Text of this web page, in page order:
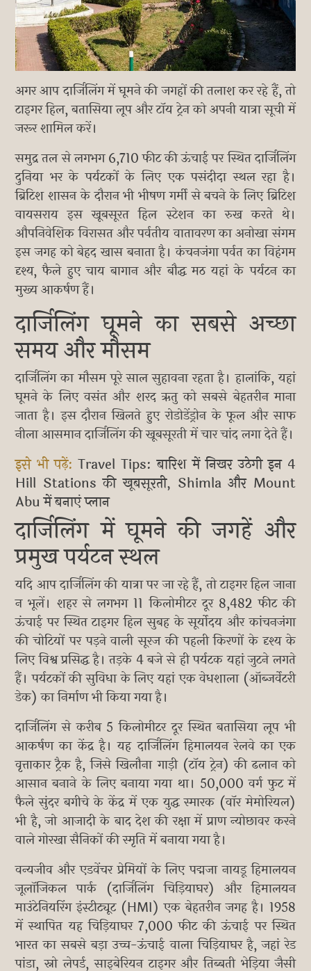
अगर आप दार्जिलिंग में घूमने की जगहों की तलाश कर रहे हैं, तो
टाइगर हिल, बतासिया लूप और टॉय ट्रेन को अपनी यात्रा सूची में
जरूर शामिल करें।
समुद्र तल से लगभग 6,710 फीट की ऊंचाई पर स्थित दार्जिलिंग
दुनिया भर के पर्यटकों के लिए एक पसंदीदा स्थल रहा है।
ब्रिटिश शासन के दौरान भी भीषण गर्मी से बचने के लिए ब्रिटिश
वायसराय इस खूबसूरत हिल स्टेशन का रुख करते थे।
औपनिवेशिक विरासत और पर्वतीय वातावरण का अनोखा संगम
इस जगह को बेहद खास बनाता है। कंचनजंगा पर्वत का विहंगम
दृश्य, फैले हुए चाय बागान और बौद्ध मठ यहां के पर्यटन का
मुख्य आकर्षण हैं।
दार्जिलिंग घूमने का सबसे अच्छा
समय और मौसम
दार्जिलिंग का मौसम पूरे साल सुहावना रहता है। हालांकि, यहां
घूमने के लिए वसंत और शरद ऋतु को सबसे बेहतरीन माना
जाता है। इस दौरान खिलते हुए रोडोडेंड्रोन के फूल और साफ
नीला आसमान दार्जिलिंग की खूबसूरती में चार चांद लगा देते हैं।
इसे भी पढ़ें:Travel Tips: बारिश में निखर उठेगी इन 4
Hill Stations की खूबसूरती, Shimla और Mount
Abu में बनाएं प्लान
दार्जिलिंग में घूमने की जगहें और
प्रमुख पर्यटन स्थल
यदि आप दार्जिलिंग की यात्रा पर जा रहे हैं, तो टाइगर हिल जाना
न भूलें। शहर से लगभग 11 किलोमीटर दूर 8,482 फीट की
ऊंचाई पर स्थित टाइगर हिल सुबह के सूर्योदय और कांचनजंगा
की चोटियों पर पड़ने वाली सूरज की पहली किरणों के दृश्य के
लिए विश्व प्रसिद्ध है। तड़के 4 बजे से ही पर्यटक यहां जुटने लगते
हैं। पर्यटकों की सुविधा के लिए यहां एक वेधशाला (ऑब्जर्वेटरी
डेक) का निर्माण भी किया गया है।
दार्जिलिंग से करीब 5 किलोमीटर दूर स्थित बतासिया लूप भी
आकर्षण का केंद्र है। यह दार्जिलिंग हिमालयन रेलवे का एक
वृत्ताकार ट्रैक है, जिसे खिलौना गाड़ी (टॉय ट्रेन) की ढलान को
आसान बनाने के लिए बनाया गया था। 50,000 वर्ग फुट में
फैले सुंदर बगीचे के केंद्र में एक युद्ध स्मारक (वॉर मेमोरियल)
भी है, जो आजादी के बाद देश की रक्षा में प्राण न्योछावर करने
वाले गोरखा सैनिकों की स्मृति में बनाया गया है।
वन्यजीव और एडवेंचर प्रेमियों के लिए पद्मजा नायडू हिमालयन
जूलॉजिकल पार्क (दार्जिलिंग चिड़ियाघर) और हिमालयन
माउंटेनियरिंग इंस्टीट्यूट (HMI) एक बेहतरीन जगह है। 1958
में स्थापित यह चिड़ियाघर 7,000 फीट की ऊंचाई पर स्थित
भारत का सबसे बड़ा उच्च-ऊंचाई वाला चिड़ियाघर है, जहां रेड
पांडा, स्नो लेपर्ड, साइबेरियन टाइगर और तिब्बती भेड़िया जैसी